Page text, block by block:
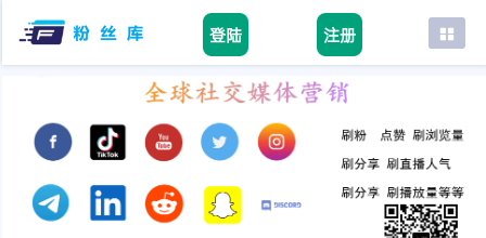
登陆 注册
首页
tiktok